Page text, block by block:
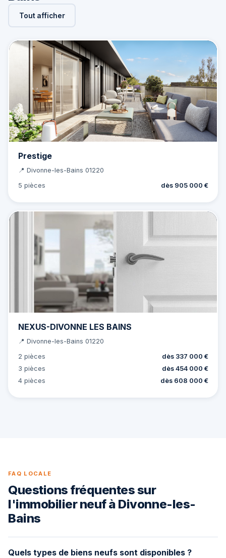
Tout afficher
Prestige
📍 Divonne-les-Bains 01220
5 pièces
dès 905 000 €
NEXUS-DIVONNE LES BAINS
📍 Divonne-les-Bains 01220
2 pièces
dès 337 000 €
3 pièces
dès 454 000 €
4 pièces
dès 608 000 €
FAQ LOCALE
Questions fréquentes sur
l'immobilier neuf à Divonne-les-
Bains
Quels types de biens neufs sont disponibles ?